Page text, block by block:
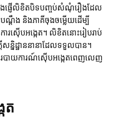
ងផ្ញើលិខិតបិទបញ្ចប់សំណុំរឿងដែល
ណ្តឹង និងភាគីចុងចម្លើយដើម្បី
ារស៊ើបអង្កេត។ លិខិតនោះរៀបរាប់
ន្និដ្ឋាននានាដែលទទួលបាន។
ាយការណ៍ស៊ើបអង្កេតពេញលេញ
ត